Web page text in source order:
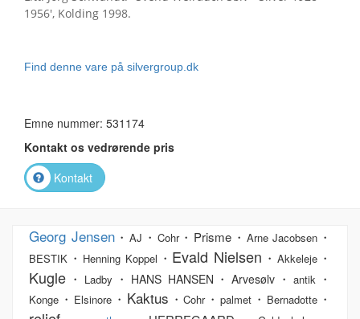
1956', Kolding 1998.
Find denne vare på silvergroup.dk
Emne nummer: 531174
Kontakt os vedrørende pris
Kontakt
Georg Jensen・AJ ・ Cohr・Prisme・ Arne Jacobsen ・
BESTIK ・ Henning Koppel ・ Evald Nielsen ・Akkeleje ・
Kugle ・ Ladby ・ HANS HANSEN ・Arvesølv ・antik ・
Konge ・ Elsinore・ Kaktus ・Cohr・palmet ・ Bernadotte ・